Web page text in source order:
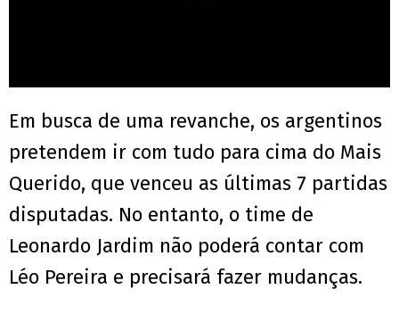
Em busca de uma revanche, os argentinos
pretendem ir com tudo para cima do Mais
Querido, que venceu as últimas 7 partidas
disputadas. No entanto, o time de
Leonardo Jardim não poderá contar com
Léo Pereira e precisará fazer mudanças.